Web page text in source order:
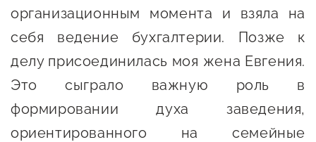
мероприятий для
предпринимателей
Поддержка центра
Истории успеха
Поддержка центра
Календарь
мероприятий для
предпринимателей
Истории успеха
Центр финансовой
О центре
Проекты
Поддержка центра
Центр инновационно-
технологического и
креативного
организационным момента и взяла на
себя ведение бухгалтерии. Позже к
делу присоединилась моя жена Евгения.
Это сыграло важную роль в
формировании духа заведения,
ориентированного на семейные